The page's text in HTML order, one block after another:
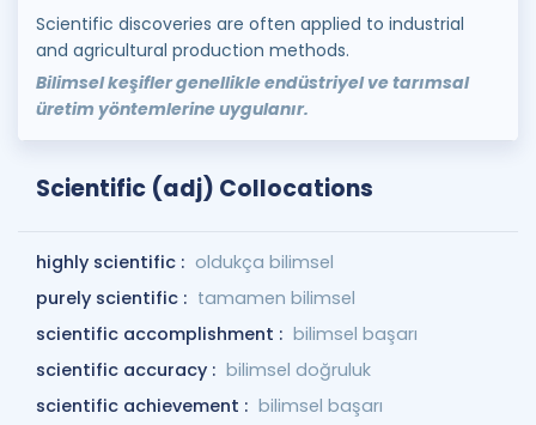
Scientific discoveries are often applied to industrial
and agricultural production methods.
Bilimsel keşifler genellikle endüstriyel ve tarımsal
üretim yöntemlerine uygulanır.
Scientific (adj) Collocations
highly scientific : oldukça bilimsel
purely scientific : tamamen bilimsel
scientific accomplishment : bilimsel başarı
scientific accuracy : bilimsel doğruluk
scientific achievement : bilimsel başarı